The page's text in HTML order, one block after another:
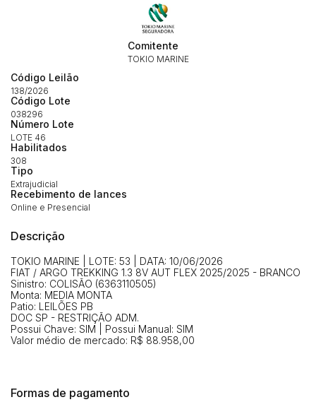
Comitente
TOKIO MARINE
Código Leilão
138/2026
Código Lote
038296
Número Lote
LOTE 46
Habilitados
308
Tipo
Extrajudicial
Recebimento de lances
Online e Presencial
Descrição
TOKIO MARINE | LOTE: 53 | DATA: 10/06/2026
FIAT / ARGO TREKKING 1.3 8V AUT FLEX 2025/2025 - BRANCO
Sinistro: COLISÃO (6363110505)
Monta: MEDIA MONTA
Patio: LEILÕES PB
DOC SP - RESTRIÇÃO ADM.
Possui Chave: SIM | Possui Manual: SIM
Valor médio de mercado: R$ 88.958,00
Formas de pagamento
Envie sua Proposta
(Art. 895, CPC)
Histórico de Propostas
Clique aqui para fazer login
Habilite-se para efetuar lances ou